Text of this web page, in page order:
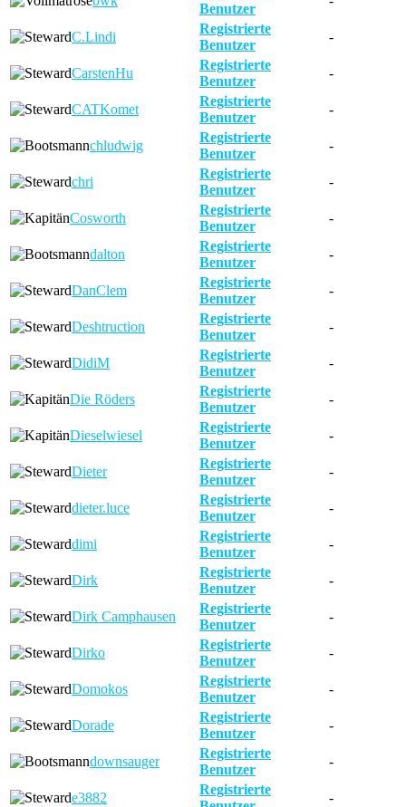
Benutzer
C.Lindi
Registrierte
Benutzer
-
CarstenHu
Registrierte
Benutzer
-
CATKomet
Registrierte
Benutzer
-
chludwig
Registrierte
Benutzer
-
chri
Registrierte
Benutzer
-
Cosworth
Registrierte
Benutzer
-
dalton
Registrierte
Benutzer
-
DanClem
Registrierte
Benutzer
-
Deshtruction
Registrierte
Benutzer
-
DidiM
Registrierte
Benutzer
-
Die Röders
Registrierte
Benutzer
-
Dieselwiesel
Registrierte
Benutzer
-
Dieter
Registrierte
Benutzer
-
dieter.luce
Registrierte
Benutzer
-
dimi
Registrierte
Benutzer
-
Dirk
Registrierte
Benutzer
-
Dirk Camphausen
Registrierte
Benutzer
-
Dirko
Registrierte
Benutzer
-
Domokos
Registrierte
Benutzer
-
Dorade
Registrierte
Benutzer
-
downsauger
Registrierte
Benutzer
-
e3882
Registrierte
-